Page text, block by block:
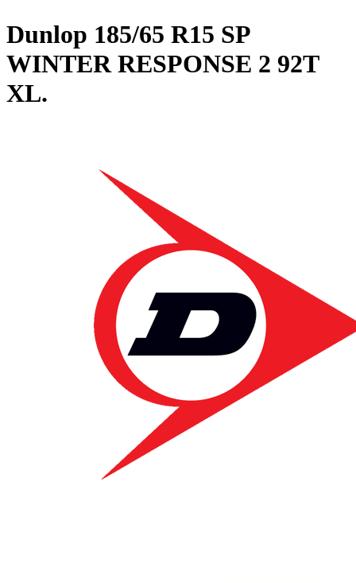
Dunlop 185/65 R15 SP
WINTER RESPONSE 2 92T
XL.